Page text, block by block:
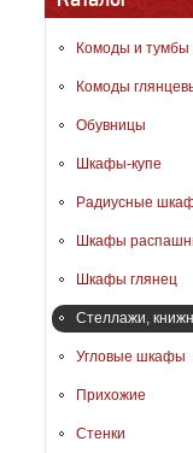
Комоды и тумбы
Комоды
Обувницы
Шкафы-купе
Радиусные
Шкафы
Шкафы глянец
Стеллажи,
Угловые шкафы
Прихожие
Стенки